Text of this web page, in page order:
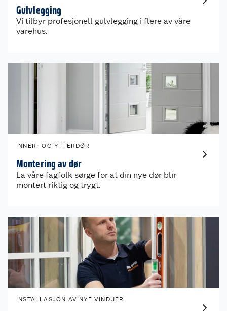
Gulvlegging
Vi tilbyr profesjonell gulvlegging i flere av våre
varehus.
INNER- OG YTTERDØR
Montering av dør
La våre fagfolk sørge for at din nye dør blir
montert riktig og trygt.
INSTALLASJON AV NYE VINDUER